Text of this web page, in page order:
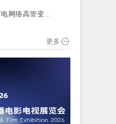
电网络高管变...
更多